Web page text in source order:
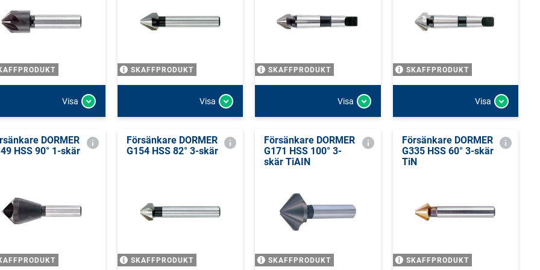
Visa
SKAFFPRODUKT
Visa
SKAFFPRODUKT
Visa
SKAFFPRODUKT
Visa
DORMER
HSS 90° 1-skär
Försänkare DORMER
G154 HSS 82° 3-skär
SKAFFPRODUKT
Försänkare DORMER
G171 HSS 100° 3-
skär TiAIN
SKAFFPRODUKT
Försänkare DORMER
G335 HSS 60° 3-skär
TiN
SKAFFPRODUKT